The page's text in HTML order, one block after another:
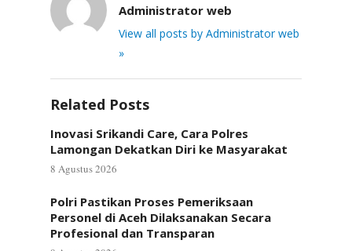
Administrator web
View all posts by Administrator web
»
Related Posts
Inovasi Srikandi Care, Cara Polres
Lamongan Dekatkan Diri ke Masyarakat
8 Agustus 2026
Polri Pastikan Proses Pemeriksaan
Personel di Aceh Dilaksanakan Secara
Profesional dan Transparan